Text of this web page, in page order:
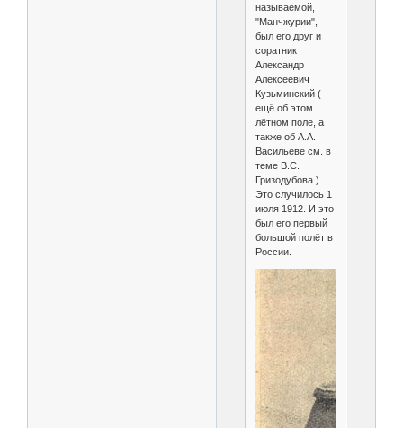
называемой,
"Манчжурии",
был его друг и
соратник
Александр
Алексеевич
Кузьминский (
ещё об этом
лётном поле, а
также об А.А.
Васильеве см. в
теме В.С.
Гризодубова )
Это случилось 1
июля 1912. И это
был его первый
большой полёт в
России.